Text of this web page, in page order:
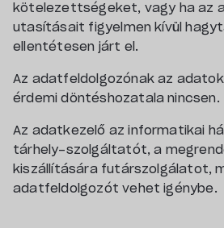
kötelezettségeket, vagy ha az
utasításait figyelmen kívül
ellentétesen járt el.
Az adatfeldolgozónak az
érdemi döntéshozatala nincsen.
Az adatkezelő az informatikai
tárhely-szolgáltatót, a
kiszállítására futárszolgálatot,
adatfeldolgozót vehet igénybe.